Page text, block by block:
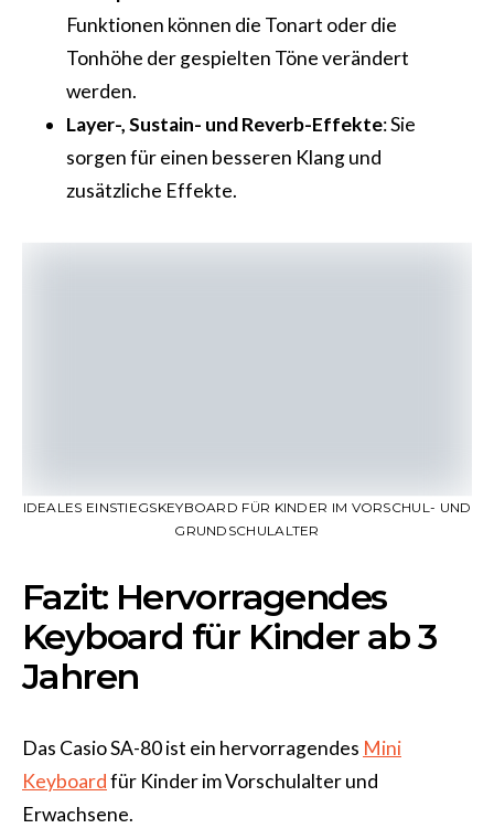
Funktionen können die Tonart oder die
Tonhöhe der gespielten Töne verändert
werden.
Layer-, Sustain- und Reverb-Effekte: Sie
sorgen für einen besseren Klang und
zusätzliche Effekte.
IDEALES EINSTIEGSKEYBOARD FÜR KINDER IM VORSCHUL- UND
GRUNDSCHULALTER
Fazit: Hervorragendes
Keyboard für Kinder ab 3
Jahren
Das Casio SA-80 ist ein hervorragendes Mini
Keyboardfür Kinder im Vorschulalter und
Erwachsene.